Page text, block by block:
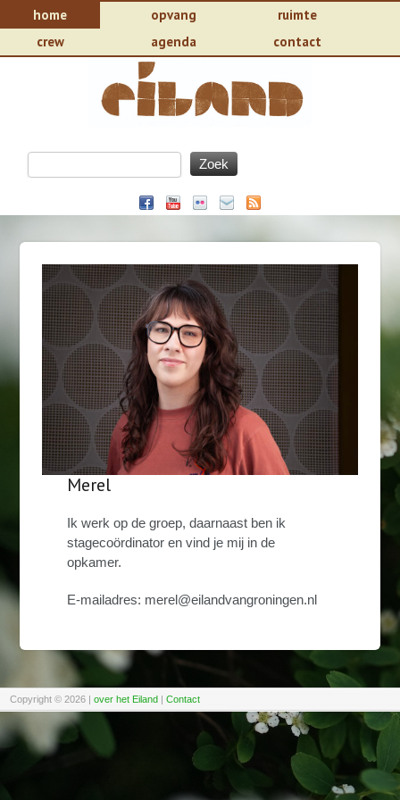
home opvang
ruimte
crew
agenda contact
Merel
Ik werk op de groep, daarnaast ben ik
stagecoördinator en vind je mij in de
opkamer.
E-mailadres: merel@eilandvangroningen.nl
Copyright © 2026 |over het Eiland |Contact